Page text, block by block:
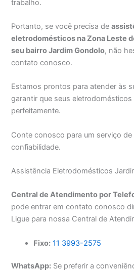
trabalho.
Portanto, se você precisa de
eletrodomésticos na Zona Leste
seu bairro Jardim Gondolo, não
contato conosco.
Estamos prontos para atender às
garantir que seus
perfeitamente.
Conte conosco para um serviço de
confiabilidade.
Assistência Eletrodomésticos
Central de Atendimento por
pode entrar em contato conosco
Ligue para nossa Central de
Fixo: 11 3993-2575
WhatsApp: Se preferir a